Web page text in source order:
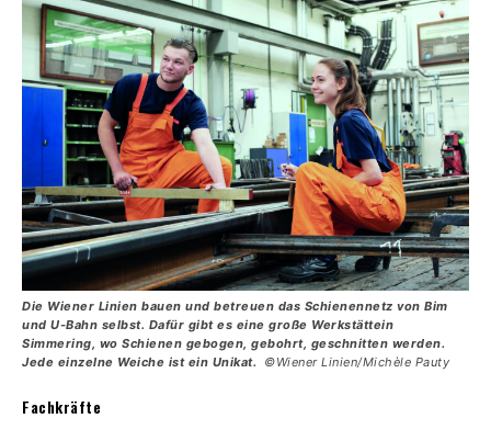
Die Wiener Linien bauen und betreuen das Schienennetz von Bim
und U-Bahn selbst. Dafür gibt es eine große Werkstättein
Simmering, wo Schienen gebogen, gebohrt, geschnitten werden.
Jede einzelne Weiche ist ein Unikat.
©Wiener Linien/Michèle Pauty
Fachkräfte